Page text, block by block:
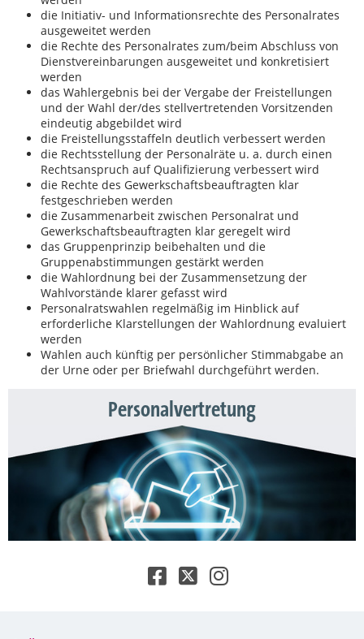
die Initiativ- und Informationsrechte des Personalrates
ausgeweitet werden
die Rechte des Personalrates zum/beim Abschluss von
Dienstvereinbarungen ausgeweitet und konkretisiert
werden
das Wahlergebnis bei der Vergabe der Freistellungen
und der Wahl der/des stellvertretenden Vorsitzenden
eindeutig abgebildet wird
die Freistellungsstaffeln deutlich verbessert werden
die Rechtsstellung der Personalräte u. a. durch einen
Rechtsanspruch auf Qualifizierung verbessert wird
die Rechte des Gewerkschaftsbeauftragten klar
festgeschrieben werden
die Zusammenarbeit zwischen Personalrat und
Gewerkschaftsbeauftragten klar geregelt wird
das Gruppenprinzip beibehalten und die
Gruppenabstimmungen gestärkt werden
die Wahlordnung bei der Zusammensetzung der
Wahlvorstände klarer gefasst wird
Personalratswahlen regelmäßig im Hinblick auf
erforderliche Klarstellungen der Wahlordnung evaluiert
werden
Wahlen auch künftig per persönlicher Stimmabgabe an
der Urne oder per Briefwahl durchgeführt werden.
Personalvertretung